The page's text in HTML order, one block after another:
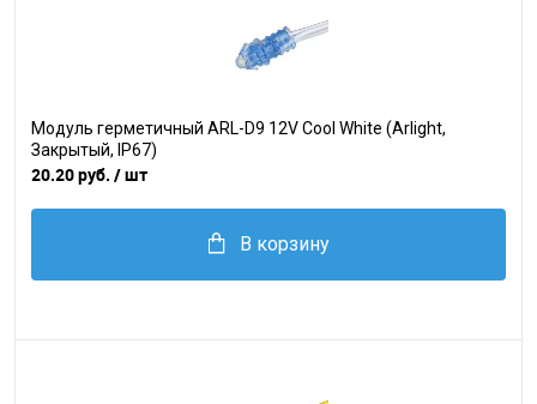
Модуль герметичный ARL-D9 12V Cool White (Arlight,
Закрытый, IP67)
20.20 руб. / шт
В корзину